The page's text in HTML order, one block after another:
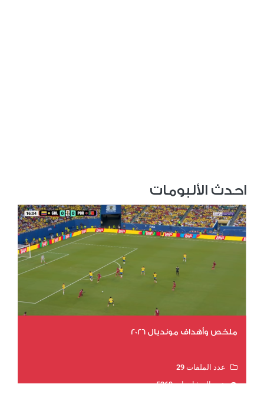
احدث الألبومات
ملخص وأهداف مونديال 2026
عدد الملفات 29
عدد المشاهدات 5369